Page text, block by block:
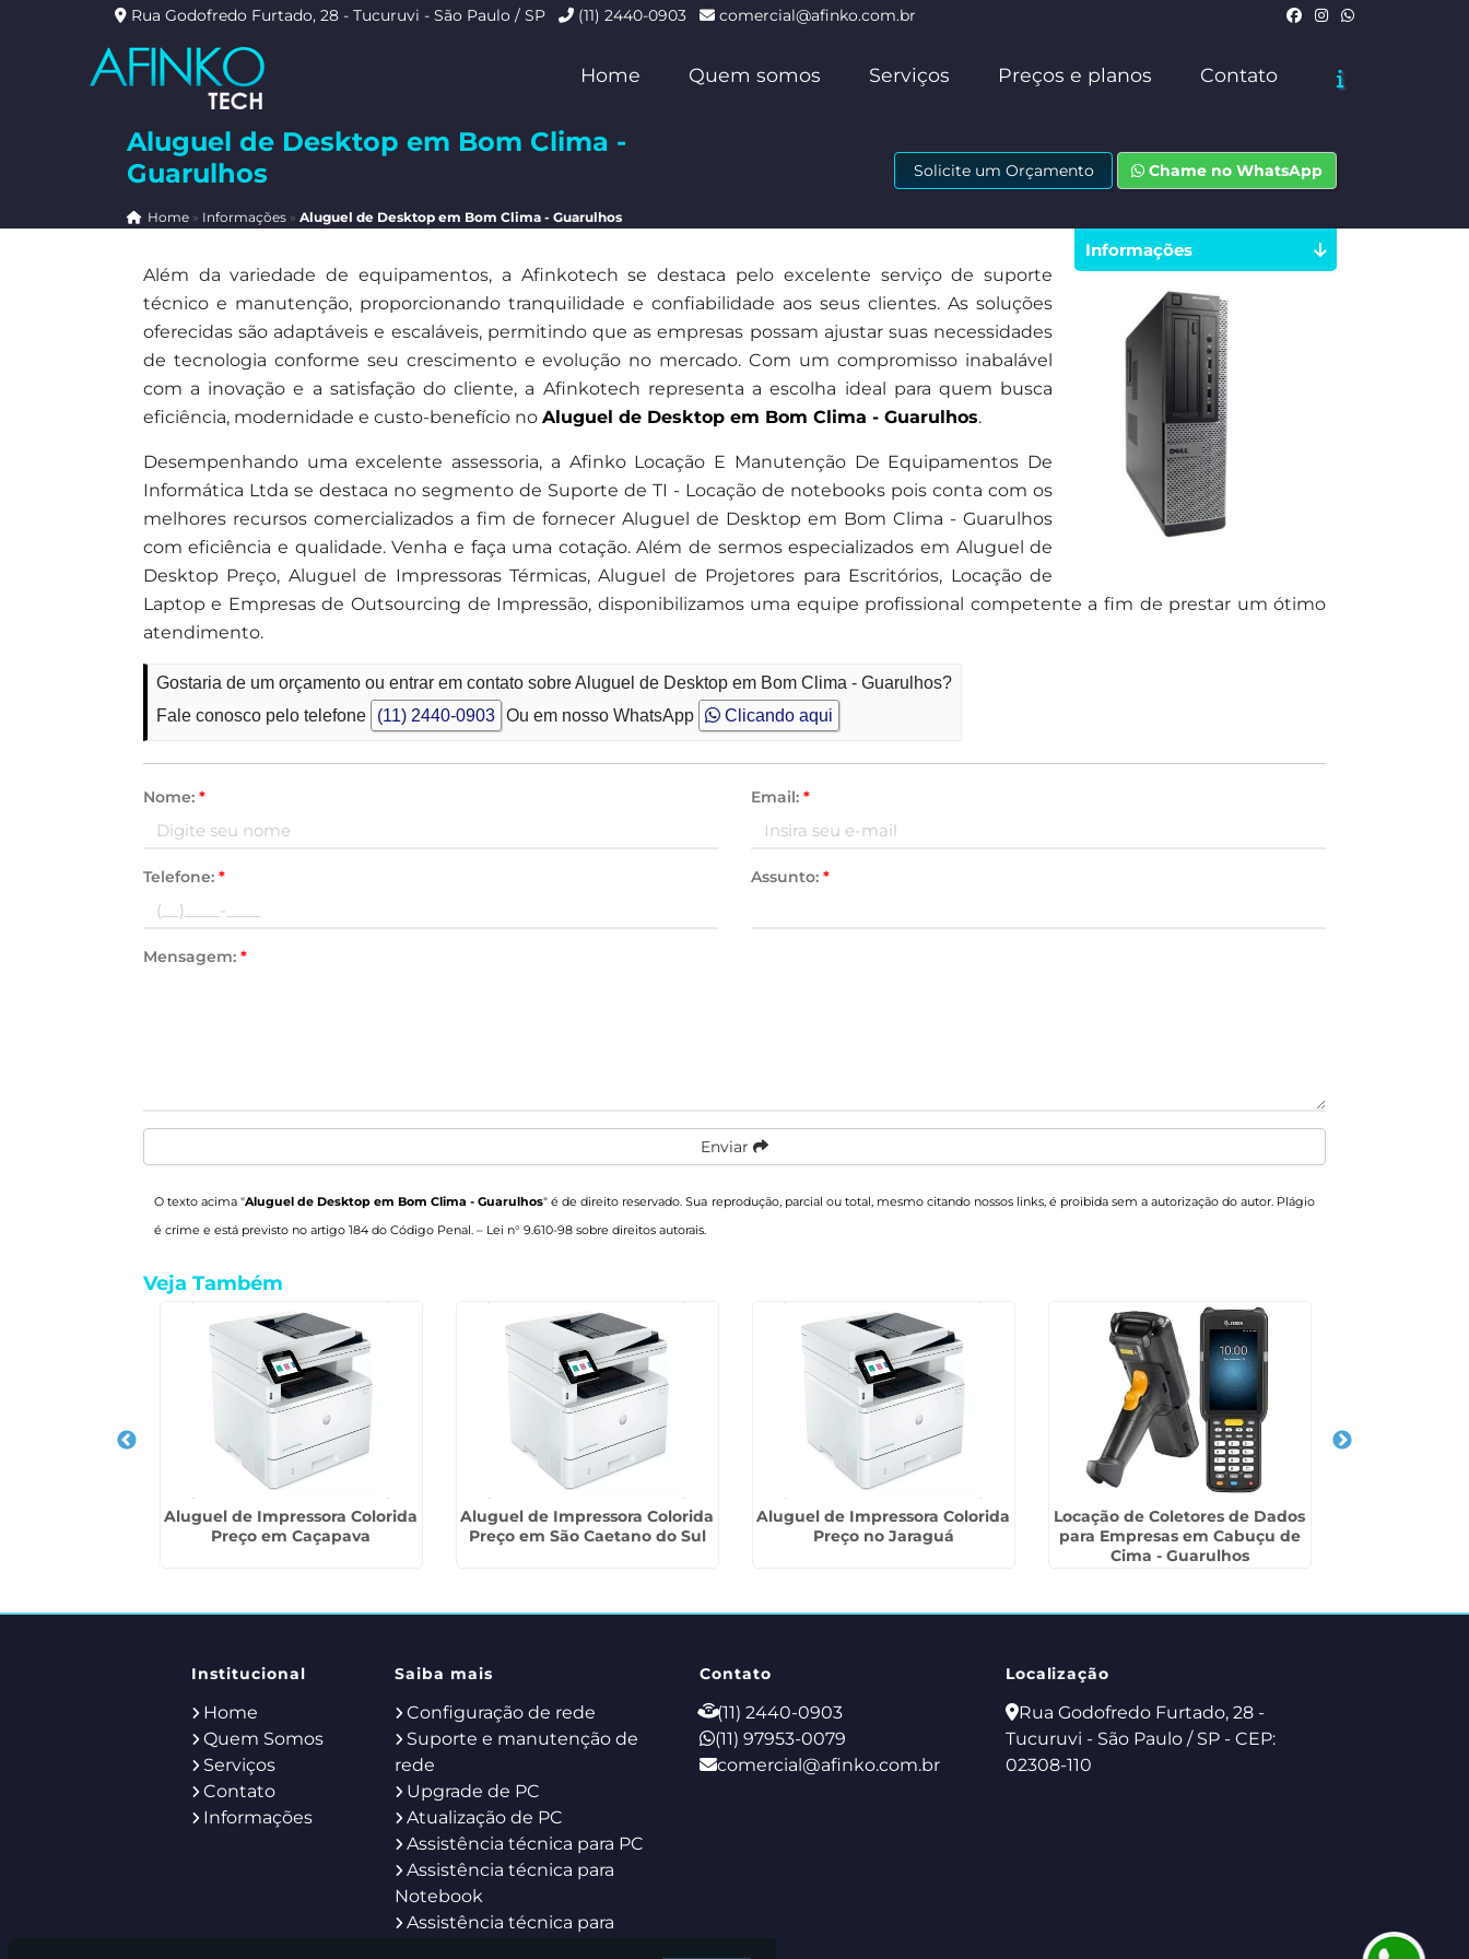
Rua Godofredo Furtado, 28 - Tucuruvi - São Paulo / SP (11) 2440-0903 comercial@afinko.com.br
Home Quem somos Serviços Preços e planos Contato
Aluguel de Desktop em Bom Clima -
Guarulhos
Home» Informações » Aluguel de Desktop em Bom Clima - Guarulhos
Solicite um Orçamento Chame no WhatsApp
Além da variedade de equipamentos, a Afinkotech se destaca pelo excelente serviço de suporte
técnico e manutenção, proporcionando tranquilidade e confiabilidade aos seus clientes. As soluções
oferecidas são adaptáveis e escaláveis, permitindo que as empresas possam ajustar suas necessidades
de tecnologia conforme seu crescimento e evolução no mercado. Com um compromisso inabalável
com a inovação e a satisfação do cliente, a Afinkotech representa a escolha ideal para quem busca
eficiência, modernidade e custo-benefício no Aluguel de Desktop em Bom Clima - Guarulhos.
Desempenhando uma excelente assessoria, a Afinko Locação E Manutenção De Equipamentos De
Informática Ltda se destaca no segmento de Suporte de TI - Locação de notebooks pois conta com os
melhores recursos comercializados a fim de fornecer Aluguel de Desktop em Bom Clima - Guarulhos
com eficiência e qualidade. Venha e faça uma cotação. Além de sermos especializados em Aluguel de
Desktop Preço, Aluguel de Impressoras Térmicas, Aluguel de Projetores para Escritórios, Locação de
Laptop e Empresas de Outsourcing de Impressão, disponibilizamos uma equipe profissional competente a fim de prestar um ótimo
atendimento.
Gostaria de um orçamento ou entrar em contato sobre Aluguel de Desktop em Bom Clima - Guarulhos?
Fale conosco pelo telefone
(11) 2440-0903 Ou em nosso WhatsApp Clicando aqui
Nome: * Email: *
Telefone: * Assunto: *
Mensagem: *
Enviar
O texto acima "Aluguel de Desktop em Bom Clima - Guarulhos" é de direito reservado. Sua reprodução, parcial ou total, mesmo citando nossos links, é proibida sem a autorização do autor. Plágio
é crime e está previsto no artigo 184 do Código Penal. – Lei n° 9.610-98 sobre direitos autorais.
Informações
Veja Também
Aluguel de Impressora Colorida
Preço em Caçapava
Aluguel de Impressora Colorida
Preço em São Caetano do Sul
Aluguel de Impressora Colorida
Preço no Jaraguá
Locação de Coletores de Dados
para Empresas em Cabuçu de
Cima - Guarulhos
Institucional
Home
Quem Somos
Serviços
Contato
Informações
Saiba mais
Configuração de rede
Suporte e manutenção de
rede
Upgrade de PC
Atualização de PC
Assistência técnica para PC
Assistência técnica para
Notebook
Assistência técnica para
Contato
(11) 2440-0903
(11) 97953-0079
comercial@afinko.com.br
Localização
Rua Godofredo Furtado, 28 -
Tucuruvi - São Paulo / SP - CEP:
02308-110